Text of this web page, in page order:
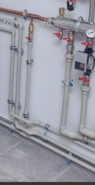
du Gard